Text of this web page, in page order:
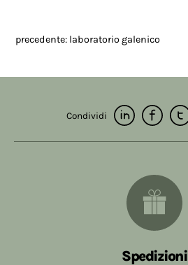
Cognome *
precedente: laboratorio galenico
Condividi
Spedizioni